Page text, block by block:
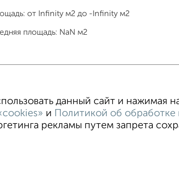
от Infinity м2 до -Infinity м2
площадь: NaN м2
В новостройке В строящемся доме
Пользовательское соглашение Орехово-
данный сайт и нажимая
и Политикой об
рекламы путем запрета